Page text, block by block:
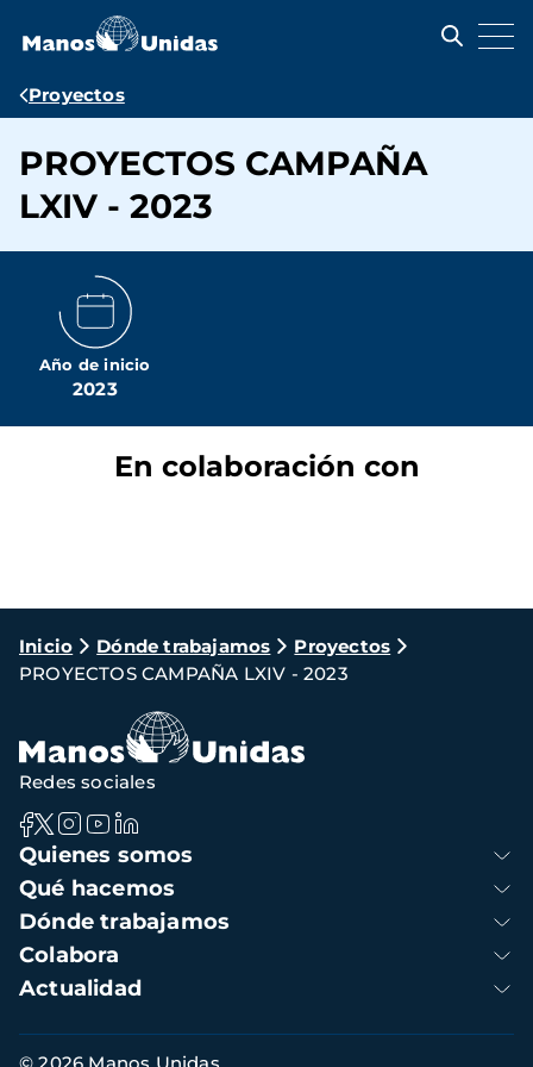
contenido
Ruta
navegación
Proyectos
PROYECTOS CAMPAÑA
LXIV - 2023
Año de inicio
2023
En colaboración con
Ruta
de
navegación
Inicio Dónde trabajamos
Proyectos
PROYECTOS CAMPAÑA LXIV - 2023
Navegación
principal
Quienes somos
Qué hacemos
Dónde trabajamos
Colabora
Actualidad
Redes sociales
Información